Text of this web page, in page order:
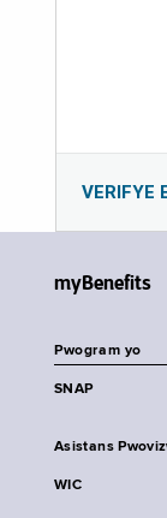
VERIFYE
myBenefits
Pwogram yo
SNAP
Asistans
WIC